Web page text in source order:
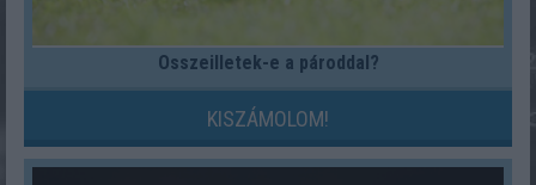
Összeilletek-e a pároddal?
KISZÁMOLOM!